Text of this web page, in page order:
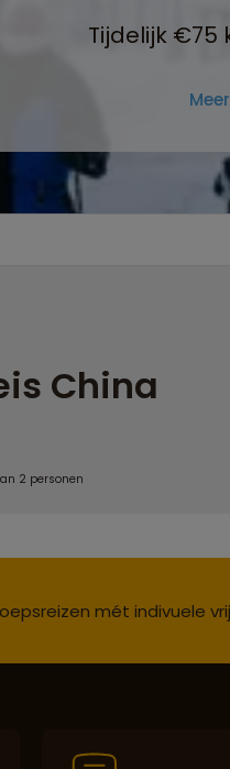
Tijdelijk €75
China
2 personen
mét indivuele